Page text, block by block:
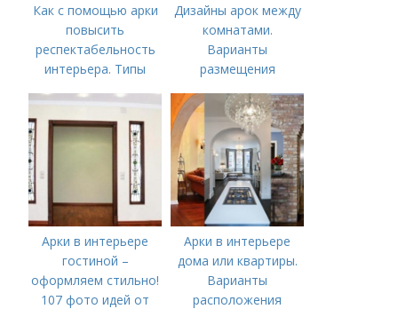
Как с помощью арки
повысить
респектабельность
интерьера. Типы
используют в
интерьере квартиры
Дизайны арок между
комнатами.
Варианты
размещения
Арки в интерьере
гостиной –
оформляем стильно!
107 фото идей от
Арки в интерьере
дома или квартиры.
Варианты
расположения